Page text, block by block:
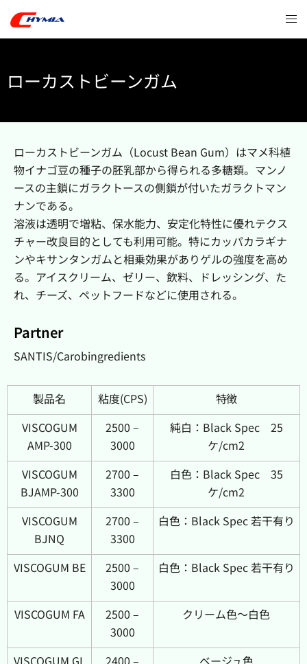
ローカストビーンガム
ローカストビーンガム（Locust Bean Gum）はマメ科植
物イナゴ豆の種子の胚乳部から得られる多糖類。マンノ
ースの主鎖にガラクトースの側鎖が付いたガラクトマン
ナンである。
溶液は透明で増粘、保水能力、安定化特性に優れテクス
チャー改良目的としても利用可能。特にカッパカラギナ
ンやキサンタンガムと相乗効果がありゲルの強度を高め
る。アイスクリーム、ゼリー、飲料、ドレッシング、た
れ、チーズ、ペットフードなどに使用される。
Partner
SANTIS/Carobingredients
製品名 粘度(CPS)
特徴
VISCOGUM
AMP-300
2500 –
3000
純白：Black Spec 25
ケ/cm2
VISCOGUM
BJAMP-300
2700 –
3300
白色：Black Spec 35
ケ/cm2
VISCOGUM
BJNQ
2700 –
3300
白色：Black Spec 若干有り
VISCOGUM BE
2500 –
3000
白色：Black Spec 若干有り
VISCOGUM FA
2500 –
3000
クリーム色～白色
VISCOGUM GL
2400 –
ベージュ色